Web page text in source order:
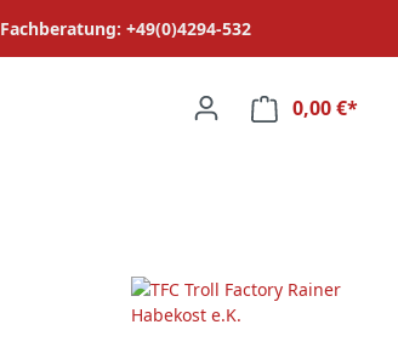
Fachberatung: +49(0)4294-532
0,00 €*